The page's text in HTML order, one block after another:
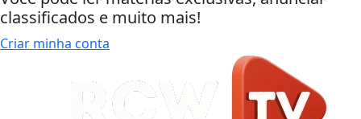
classificados e muito mais!
Criar minha conta